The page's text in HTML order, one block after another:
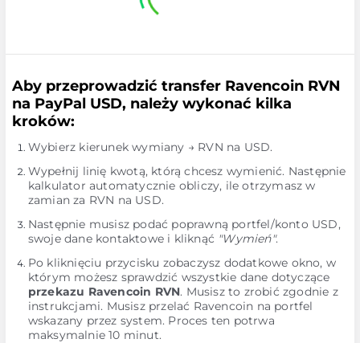
Aby przeprowadzić transfer Ravencoin RVN
na PayPal USD, należy wykonać kilka
kroków:
Wybierz kierunek wymiany → RVN na USD.
Wypełnij linię kwotą, którą chcesz wymienić. Następnie
kalkulator automatycznie obliczy, ile otrzymasz w
zamian za RVN na USD.
Następnie musisz podać poprawną portfel/konto USD,
swoje dane kontaktowe i kliknąć "Wymień".
Po kliknięciu przycisku zobaczysz dodatkowe okno, w
którym możesz sprawdzić wszystkie dane dotyczące
przekazu Ravencoin RVN. Musisz to zrobić zgodnie z
instrukcjami. Musisz przelać Ravencoin na portfel
wskazany przez system. Proces ten potrwa
maksymalnie 10 minut.